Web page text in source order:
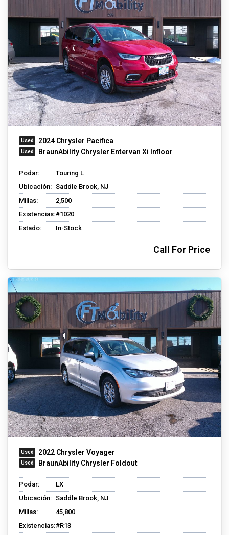
2024 Chrysler Pacifica
BraunAbility Chrysler Entervan Xi Infloor
Podar:
Touring L
Ubicación: Saddle Brook, NJ
Millas:
2,500
Existencias:#1020
Estado:
In-Stock
Call For Price
2022 Chrysler Voyager
BraunAbility Chrysler Foldout
Podar:
LX
Ubicación: Saddle Brook, NJ
Millas:
45,800
Existencias:#R13